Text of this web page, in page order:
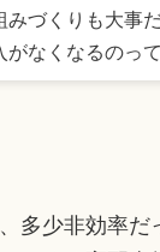
みづくりも大事だ
がなくなるのっ
多少非効率だ